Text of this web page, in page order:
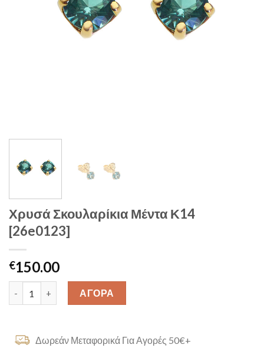
Χρυσά Σκουλαρίκια Μέντα Κ14
[26e0123]
€150.00
Χρυσά Σκουλαρίκια Μέντα Κ14 [26e0123] quantity
ΑΓΟΡΑ
Δωρεάν Μεταφορικά Για Αγορές 50€+